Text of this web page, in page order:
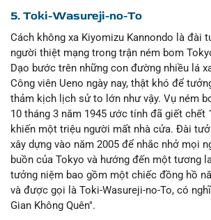
5. Toki-Wasureji-no-To
Cách không xa Kiyomizu Kannondo là đài
người thiệt mạng trong trận ném bom
Dạo bước trên những con đường nhiều lá
Công viên Ueno ngày nay, thật khó để
thảm kịch lịch sử to lớn như vậy. Vụ ném
10 tháng 3 năm 1945 ước tính đã giết chết
khiến một triệu người mất nhà cửa. Đài
xây dựng vào năm 2005 để nhắc nhở mọi
buồn của Tokyo và hướng đến một tương
tưởng niệm bao gồm một chiếc đồng hồ
và được gọi là Toki-Wasureji-no-To, có
Gian Không Quên".